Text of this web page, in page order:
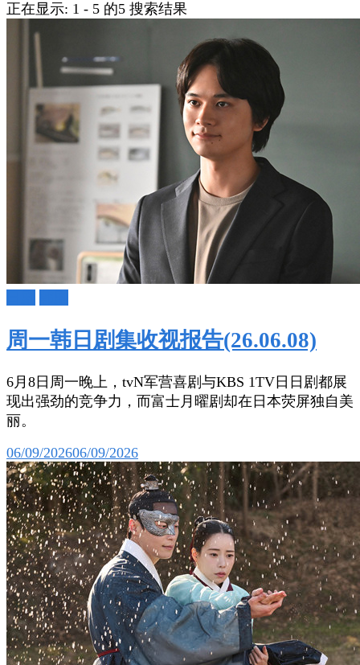
正在显示: 1 - 5 的5 搜索结果
周一韩日剧集收视报告(26.06.08)
6月8日周一晚上，tvN军营喜剧与KBS 1TV日日剧都展
现出强劲的竞争力，而富士月曜剧却在日本荧屏独自美
丽。
06/09/202606/09/2026